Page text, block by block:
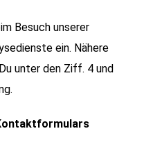
Besuch unserer
ein. Nähere
unter den Ziff. 4 und